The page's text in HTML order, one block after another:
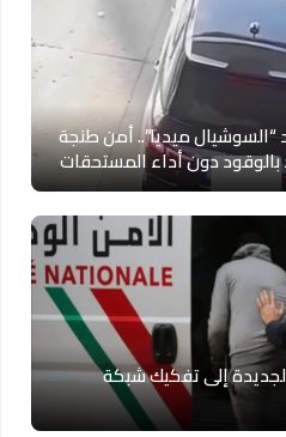
“السوشيال ميديا”.. أمن طنجة
دون أداء المستحقات
إلى تفكيك شبكة